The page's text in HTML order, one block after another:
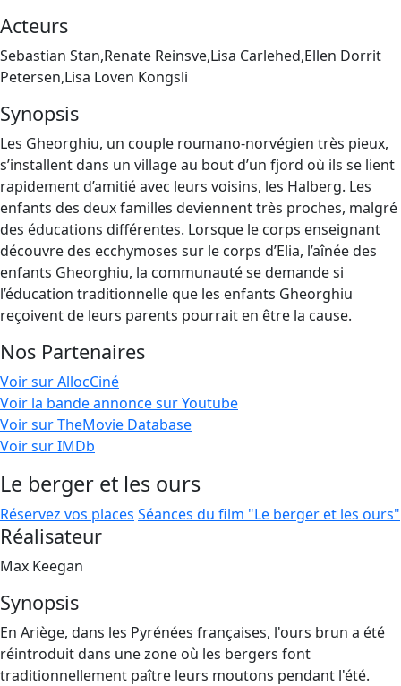
Acteurs
Sebastian Stan,Renate Reinsve,Lisa Carlehed,Ellen Dorrit
Petersen,Lisa Loven Kongsli
Synopsis
Les Gheorghiu, un couple roumano-norvégien très pieux,
s’installent dans un village au bout d’un fjord où ils se lient
rapidement d’amitié avec leurs voisins, les Halberg. Les
enfants des deux familles deviennent très proches, malgré
des éducations différentes. Lorsque le corps enseignant
découvre des ecchymoses sur le corps d’Elia, l’aînée des
enfants Gheorghiu, la communauté se demande si
l’éducation traditionnelle que les enfants Gheorghiu
reçoivent de leurs parents pourrait en être la cause.
Nos Partenaires
Voir sur AllocCiné
Voir la bande annonce sur Youtube
Voir sur TheMovie Database
Voir sur IMDb
Le berger et les ours
Réservez vos places Séances du film "Le berger et les ours"
Réalisateur
Max Keegan
Synopsis
En Ariège, dans les Pyrénées françaises, l'ours brun a été
réintroduit dans une zone où les bergers font
traditionnellement paître leurs moutons pendant l'été.